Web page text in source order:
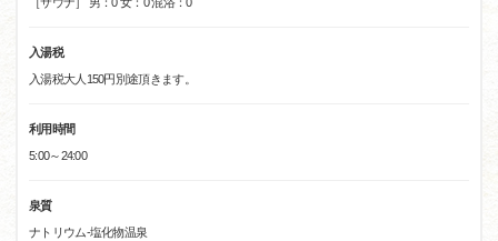
入湯税
入湯税大人150円別途頂きます。
利用時間
5:00～24:00
泉質
ナトリウム-塩化物温泉